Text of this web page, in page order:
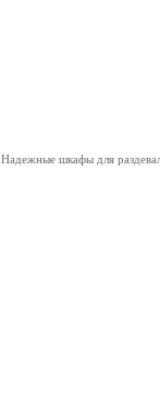
Надежные шкафы для